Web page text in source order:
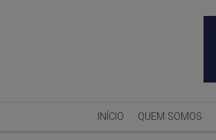
INÍCIO QUEM SOMOS